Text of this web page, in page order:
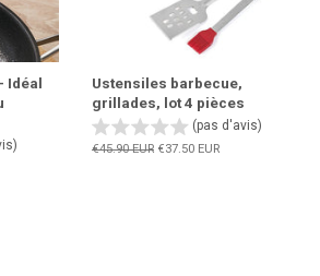
Idéal
Ustensiles barbecue,
grillades, lot 4 pièces
(pas d'avis)
Prix
€45.90 EUR Prix
€37.50 EUR